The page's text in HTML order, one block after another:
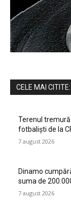
CELE MAI CITITE:
Terenul
fotbaliști de la
7 august 2026
Dinamo
suma de
7 august 2026